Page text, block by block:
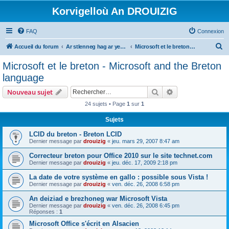
Korvigelloù An DROUIZIG
FAQ Connexion
Accueil du forum Ar stlenneg hag ar yezhoù bihan er bed a-bezh Microsoft et le breton - Microsoft and the Breton language
Microsoft et le breton - Microsoft and the Breton
language
Nouveau sujet Rechercher
24 sujets • Page 1 sur 1
Sujets
LCID du breton - Breton LCID
Dernier message par drouizig « jeu. mars 29, 2007 8:47 am
Correcteur breton pour Office 2010 sur le site technet.com
Dernier message par drouizig « jeu. déc. 17, 2009 2:18 pm
La date de votre système en gallo : possible sous Vista !
Dernier message par drouizig « ven. déc. 26, 2008 6:58 pm
An deiziad e brezhoneg war Microsoft Vista
Dernier message par drouizig « ven. déc. 26, 2008 6:45 pm
Réponses : 1
Microsoft Office s'écrit en Alsacien